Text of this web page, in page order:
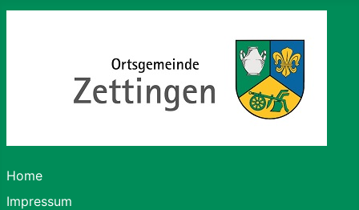
Home
Impressum